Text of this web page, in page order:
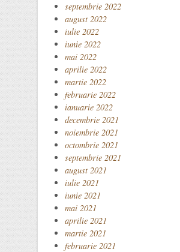
septembrie 2022
august 2022
iulie 2022
iunie 2022
mai 2022
aprilie 2022
martie 2022
februarie 2022
ianuarie 2022
decembrie 2021
noiembrie 2021
octombrie 2021
septembrie 2021
august 2021
iulie 2021
iunie 2021
mai 2021
aprilie 2021
martie 2021
februarie 2021